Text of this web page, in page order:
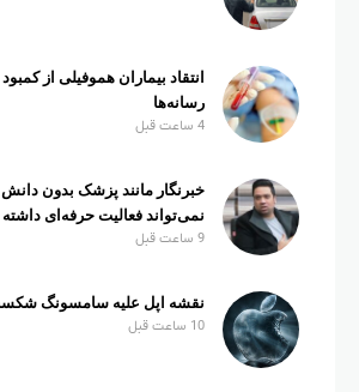
انتقاد بیماران هموفیلی از
رسانه‌ها
4 ساعت قبل
خبرنگار مانند پزشک بدون
نمی‌تواند فعالیت حرفه‌ای
9 ساعت قبل
نقشه اپل علیه سامسونگ
10 ساعت قبل